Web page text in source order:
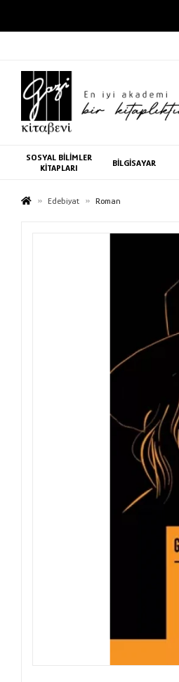
SOSYAL BİLİMLER
KİTAPLARI
BİLGİSAYAR
Edebiyat Roman